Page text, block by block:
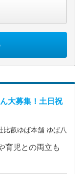
大募集！土日祝
比叡ゆば本舗 ゆば八
育児との両立も